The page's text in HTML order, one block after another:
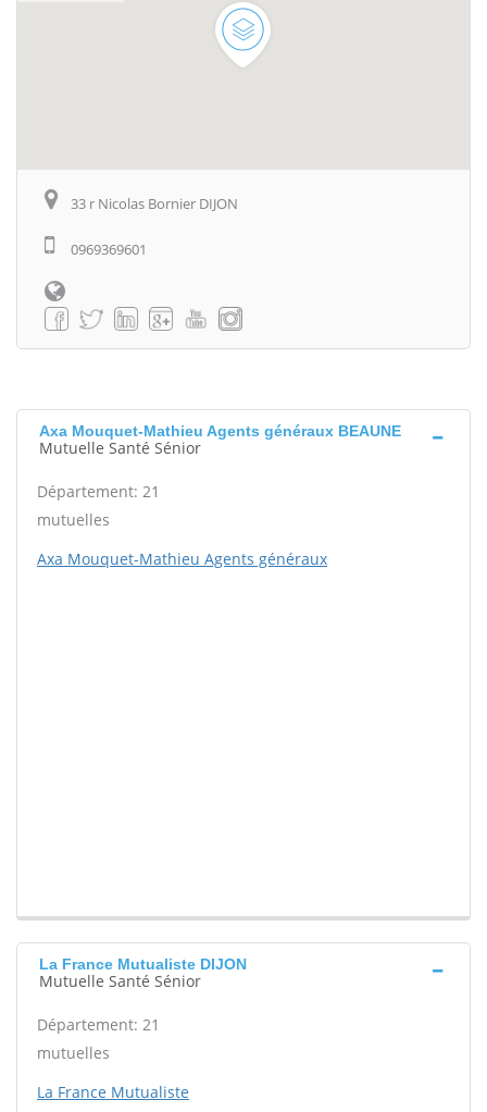
33 r Nicolas Bornier DIJON
0969369601
Axa Mouquet-Mathieu Agents généraux BEAUNE
Mutuelle Santé Sénior
Département: 21
mutuelles
Axa Mouquet-Mathieu Agents généraux
La France Mutualiste DIJON
Mutuelle Santé Sénior
Département: 21
mutuelles
La France Mutualiste